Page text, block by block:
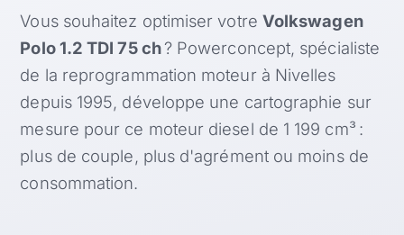
Vous souhaitez optimiser votre Volkswagen
Polo 1.2 TDI 75 ch? Powerconcept, spécialiste
de la reprogrammation moteur à Nivelles
depuis 1995, développe une cartographie sur
mesure pour ce moteur diesel de 1 199 cm³ :
plus de couple, plus d'agrément ou moins de
consommation.